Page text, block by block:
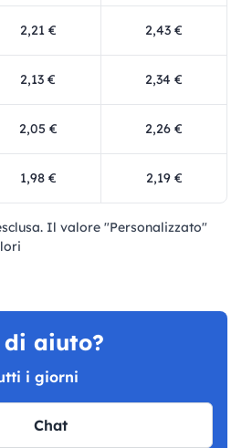
2,21 € 2,43 €
2,13 € 2,34 €
2,05 € 2,26 €
1,98 € 2,19 €
Il valore "Personalizzato"
aiuto?
i giorni
Chat